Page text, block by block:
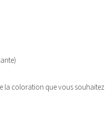
la coloration que vous souhaitez